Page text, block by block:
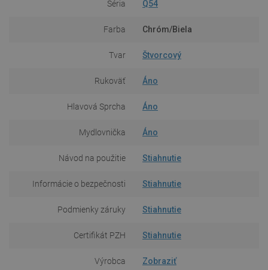
Séria Q54
Farba Chróm/Biela
Tvar Štvorcový
Rukoväť Áno
Hlavová Sprcha Áno
Mydlovnička Áno
Návod na použitie Stiahnutie
Informácie o bezpečnosti Stiahnutie
Podmienky záruky Stiahnutie
Certifikát PZH Stiahnutie
Výrobca Zobraziť